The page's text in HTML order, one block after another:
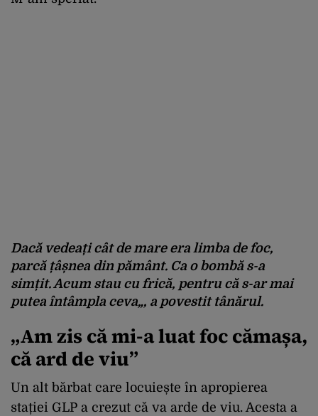
Dacă vedeați cât de mare era limba de foc,
parcă țâșnea din pământ. Ca o bombă s-a
simțit. Acum stau cu frică, pentru că s-ar mai
putea întâmpla ceva„, a povestit tânărul.
„Am zis că mi-a luat foc cămașa,
că ard de viu”
Un alt bărbat care locuiește în apropierea
stației GLP a crezut că va arde de viu. Acesta a